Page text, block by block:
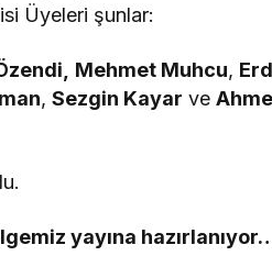
Üyeleri şunlar:
Mehmet Muhcu,
,Sezgin Kayar ve
yayına